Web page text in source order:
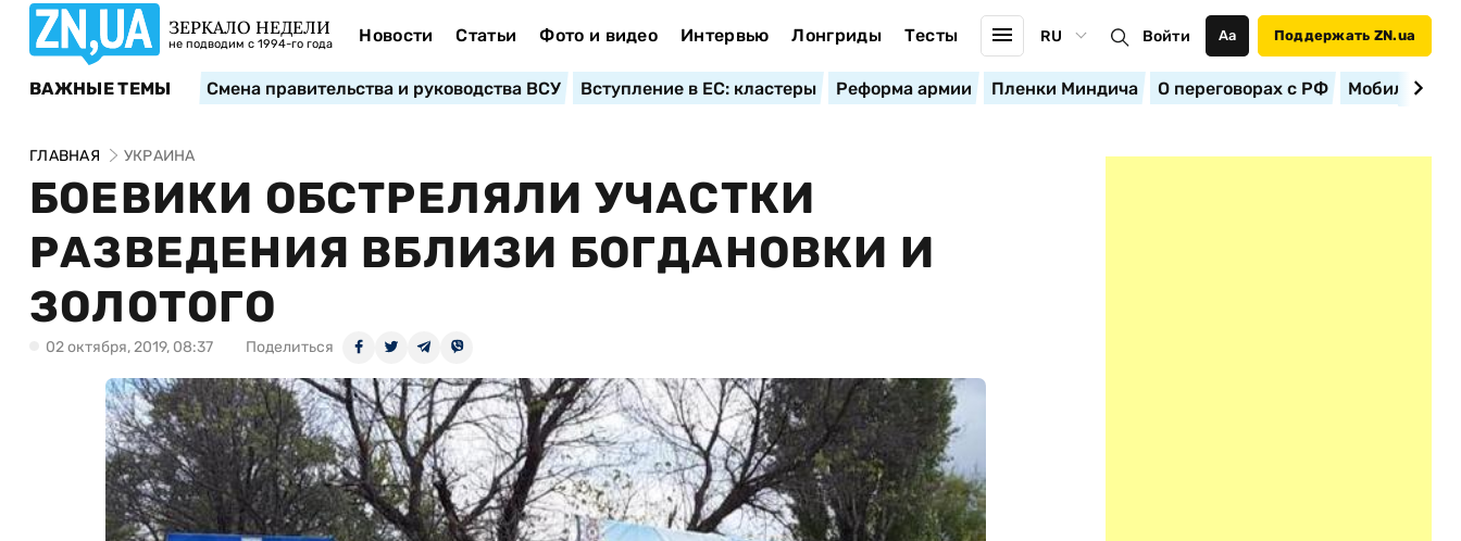
ЗЕРКАЛО НЕДЕЛИ
не подводим с 1994-го года Новости Статьи Фото и видео Интервью Лонгриды Тесты RU Войти Аа Поддержать ZN.ua
ВАЖНЫЕ ТЕМЫ Смена правительства и руководства ВСУ Вступление в ЕС: кластеры Реформа армии Пленки Миндича О переговорах с РФ
ГЛАВНАЯ УКРАИНА
БОЕВИКИ ОБСТРЕЛЯЛИ УЧАСТКИ
РАЗВЕДЕНИЯ ВБЛИЗИ БОГДАНОВКИ И
ЗОЛОТОГО
02 октября, 2019, 08:37 Поделиться